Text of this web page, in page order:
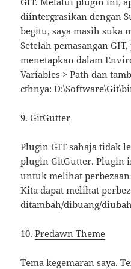
diintergrasikan dengan
begitu, saya masih suka
Setelah pemasangan
menetapkan dalam
Variables > Path dan
cthnya:
9.GitGutter
Plugin GIT sahaja tidak
plugin GitGutter. Plugin
untuk melihat
Kita dapat melihat
ditambah/dibuang/diubah
10.Predawn Theme
Tema kegemaran saya.